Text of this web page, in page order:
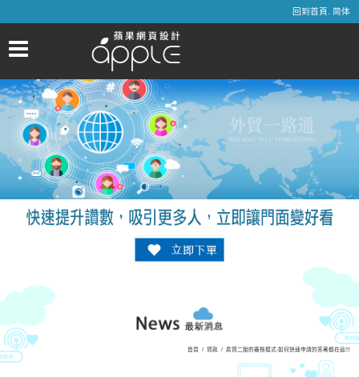
回到首頁. 简体
首頁 / 貸款 / 房貸二胎的審核模式-如何快速申請的答案都在這!!!